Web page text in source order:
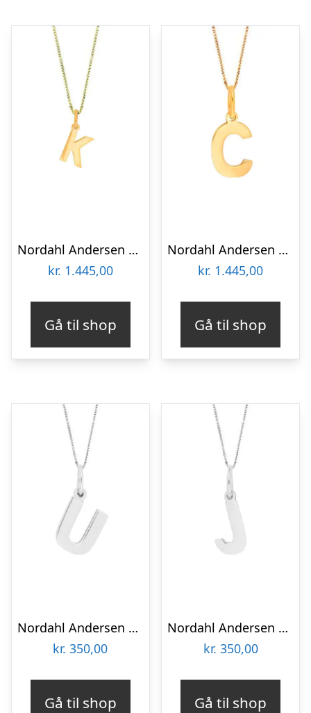
Nordahl Andersen 14 kt bogstav K
kr. 1.445,00
Gå til shop
Nordahl Andersen 14 kt bogstav C
kr. 1.445,00
Gå til shop
Nordahl Andersen sølv bogstav U
kr. 350,00
Gå til shop
Nordahl Andersen sølv bogstav J
kr. 350,00
Gå til shop